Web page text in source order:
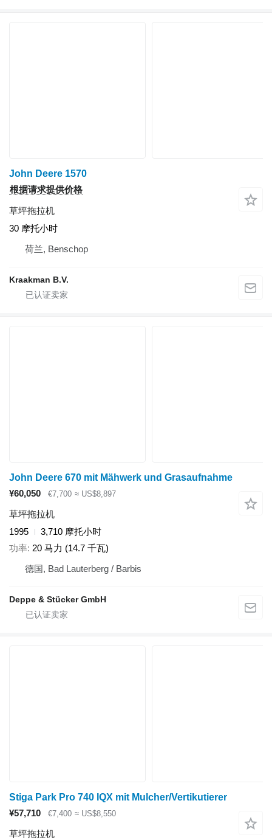
John Deere 1570
根据请求提供价格
草坪拖拉机
30 摩托小时
荷兰, Benschop
Kraakman B.V.
John Deere 670 mit Mähwerk und Grasaufnahme
¥60,050
€7,700 ≈ US$8,897
草坪拖拉机
1995
3,710 摩托小时
功率 20 马力 (14.7 千瓦)
德国, Bad Lauterberg / Barbis
Deppe & Stücker GmbH
Stiga Park Pro 740 IQX mit Mulcher/Vertikutierer
¥57,710
€7,400 ≈ US$8,550
草坪拖拉机